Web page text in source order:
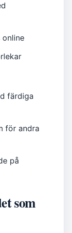
online
färdiga
för andra
på
som